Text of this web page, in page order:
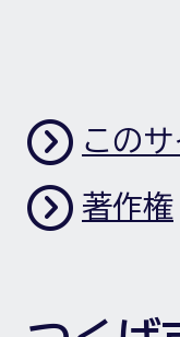
この
著作権